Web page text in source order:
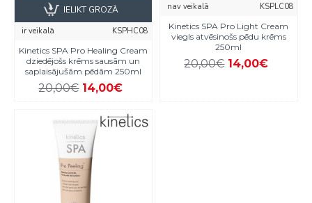
ir veikalā
KSPHC08
Kinetics SPA Pro Healing Cream
dziedējošs krēms sausām un
saplaisājušām pēdām 250ml
20,00€ 14,00€
IELIKT GROZĀ nav veikalā
KSPLC08
Kinetics SPA Pro Light Cream
viegls atvēsinošs pēdu krēms
250ml
20,00€ 14,00€